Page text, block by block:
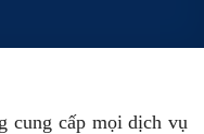
cung cấp mọi dịch vụ